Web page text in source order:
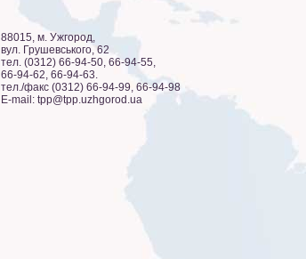
88015, м. Ужгород,
вул. Грушевського, 62
тел. (0312) 66-94-50, 66-94-55,
66-94-62, 66-94-63.
тел./факс (0312) 66-94-99, 66-94-98
E-mail: tpp@tpp.uzhgorod.ua